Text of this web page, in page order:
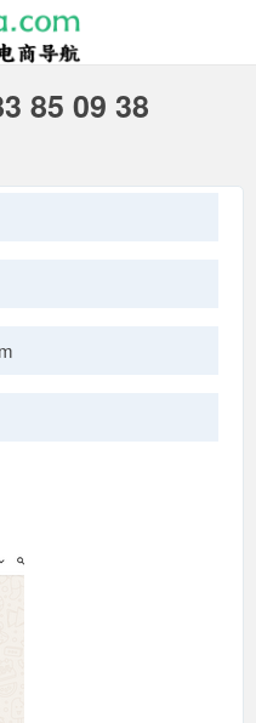
85 09 38